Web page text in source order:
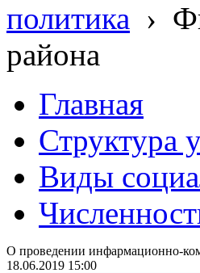
политика ›
района
Главная
Структура
Виды
О проведении инфармационно-
18.06.2019 15:00